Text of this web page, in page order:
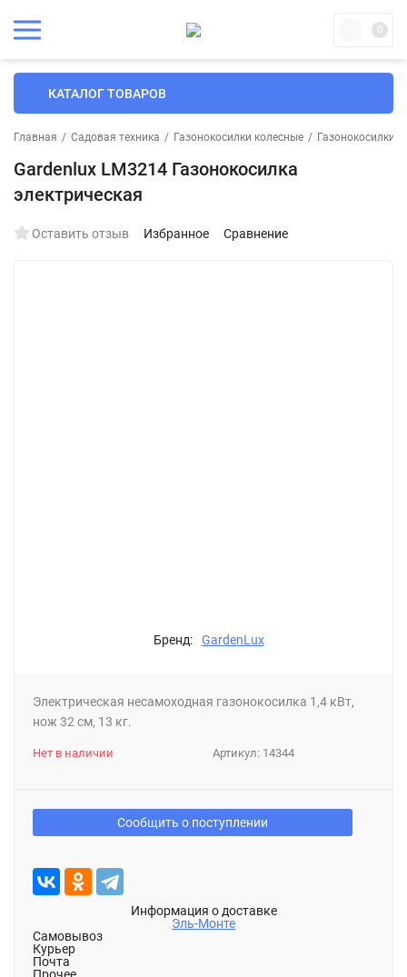
0
КАТАЛОГ ТОВАРОВ
Главная / Садовая техника / Газонокосилки колесные / Газонокосилки
Gardenlux LM3214 Газонокосилка
электрическая
Оставить отзыв Избранное Сравнение
Бренд: GardenLux
Электрическая несамоходная газонокосилка 1,4 кВт,
нож 32 см, 13 кг.
Артикул: 14344
Нет в наличии
Сообщить о поступлении
Информация о доставке
Эль-Монте
Самовывоз
Курьер
Почта